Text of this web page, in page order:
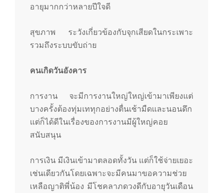
อายุมากกว่าหลายปีใจดี
สุขภาพ ระวังเกี่ยวข้องกับจุกเสียดในกระเพาะ
รวมถึงระบบขับถ่าย
คนเกิดวันอังคาร
การงาน จะมีการงานใหญ่ใหญ่เข้ามาเพียงแต่
บางครั้งต้องทุ่มเททุกอย่างตื่นเช้ามืดและนอนดึก
แต่ก็ได้ดีในเรื่องของการงานมีผู้ใหญ่คอย
สนับสนุน
การเงิน มีเงินเข้ามาตลอดทั้งวัน แต่ก็ใช้จ่ายเยอะ
เช่นเดียวกันโดยเฉพาะจะมีคนมาขอความช่วย
เหลือญาติพี่น้อง มีโชคลาภดวงดีกับอายุวันเดือน